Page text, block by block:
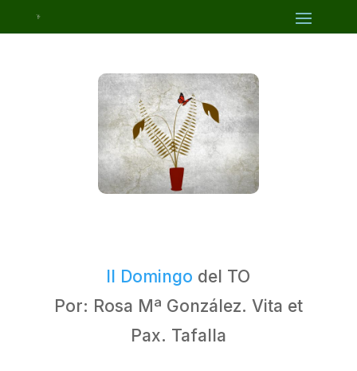
II Domingo del TO
Por: Rosa Mª González. Vita et
Pax. Tafalla